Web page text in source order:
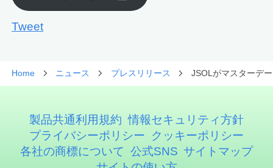
Tweet
Home ニュース プレスリリース JSOLがマスターデ
製品共通利用規約 情報セキュリティ方針
プライバシーポリシー
クッキーポリシー
各社の商標について 公式SNS サイトマップ